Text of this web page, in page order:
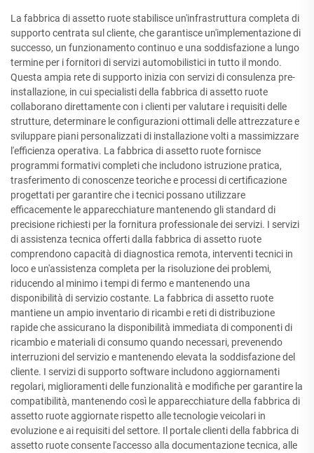
La fabbrica di assetto ruote stabilisce un'infrastruttura completa di
supporto centrata sul cliente, che garantisce un'implementazione di
successo, un funzionamento continuo e una soddisfazione a lungo
termine per i fornitori di servizi automobilistici in tutto il mondo.
Questa ampia rete di supporto inizia con servizi di consulenza pre-
installazione, in cui specialisti della fabbrica di assetto ruote
collaborano direttamente con i clienti per valutare i requisiti delle
strutture, determinare le configurazioni ottimali delle attrezzature e
sviluppare piani personalizzati di installazione volti a massimizzare
l'efficienza operativa. La fabbrica di assetto ruote fornisce
programmi formativi completi che includono istruzione pratica,
trasferimento di conoscenze teoriche e processi di certificazione
progettati per garantire che i tecnici possano utilizzare
efficacemente le apparecchiature mantenendo gli standard di
precisione richiesti per la fornitura professionale dei servizi. I servizi
di assistenza tecnica offerti dalla fabbrica di assetto ruote
comprendono capacità di diagnostica remota, interventi tecnici in
loco e un'assistenza completa per la risoluzione dei problemi,
riducendo al minimo i tempi di fermo e mantenendo una
disponibilità di servizio costante. La fabbrica di assetto ruote
mantiene un ampio inventario di ricambi e reti di distribuzione
rapide che assicurano la disponibilità immediata di componenti di
ricambio e materiali di consumo quando necessari, prevenendo
interruzioni del servizio e mantenendo elevata la soddisfazione del
cliente. I servizi di supporto software includono aggiornamenti
regolari, miglioramenti delle funzionalità e modifiche per garantire la
compatibilità, mantenendo così le apparecchiature della fabbrica di
assetto ruote aggiornate rispetto alle tecnologie veicolari in
evoluzione e ai requisiti del settore. Il portale clienti della fabbrica di
assetto ruote consente l'accesso alla documentazione tecnica, alle